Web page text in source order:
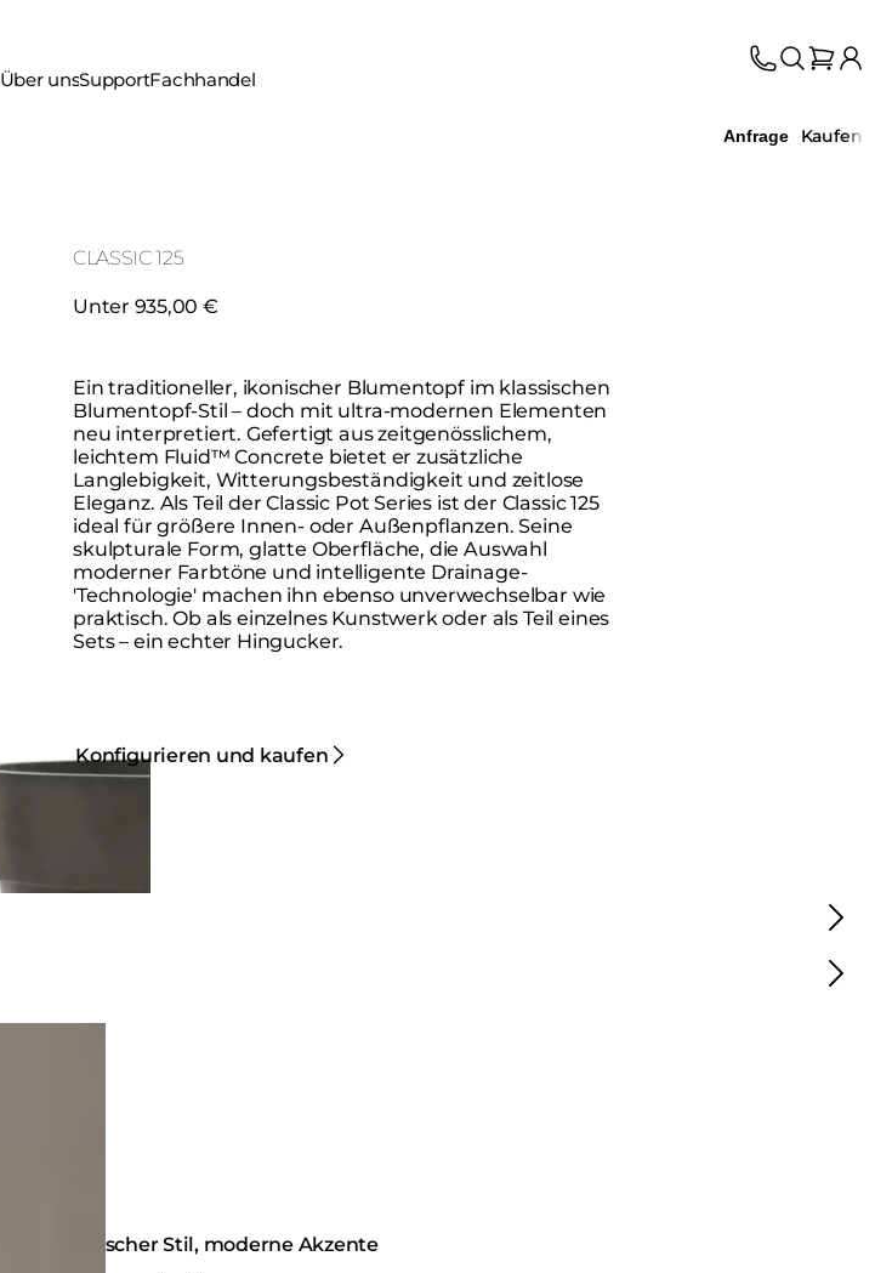
Über unsSupportFachhandel
Anfrage Kaufen
CLASSIC 125
Unter 935,00 €
Ein traditioneller, ikonischer Blumentopf im klassischen
Blumentopf-Stil – doch mit ultra-modernen Elementen
neu interpretiert. Gefertigt aus zeitgenösslichem,
leichtem Fluid™ Concrete bietet er zusätzliche
Langlebigkeit, Witterungsbeständigkeit und zeitlose
Eleganz. Als Teil der Classic Pot Series ist der Classic 125
ideal für größere Innen- oder Außenpflanzen. Seine
skulpturale Form, glatte Oberfläche, die Auswahl
moderner Farbtöne und intelligente Drainage-
'Technologie' machen ihn ebenso unverwechselbar wie
praktisch. Ob als einzelnes Kunstwerk oder als Teil eines
Sets – ein echter Hingucker.
Konfigurieren und kaufen
Ikonischer Stil, moderne Akzente